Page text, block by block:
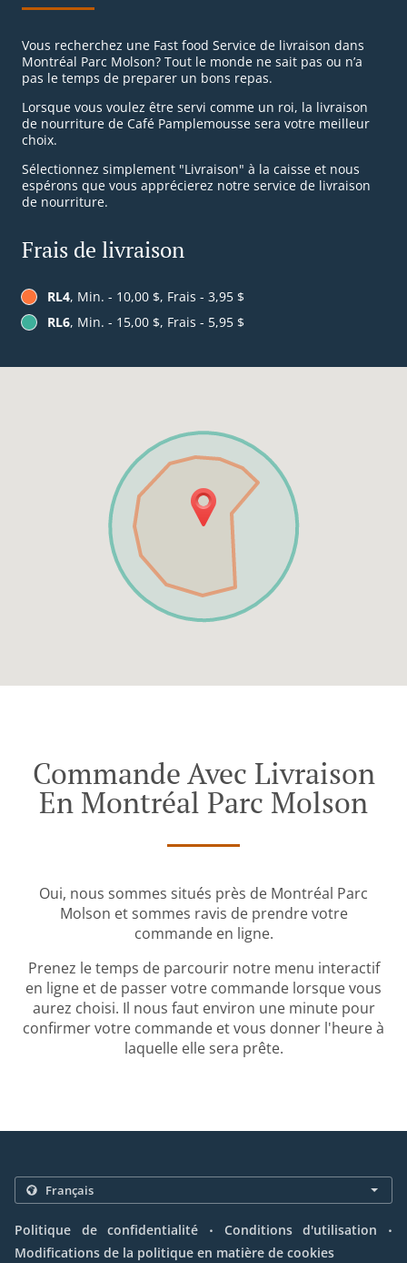
Vous recherchez une Fast food Service de livraison dans
Montréal Parc Molson? Tout le monde ne sait pas ou n’a
pas le temps de preparer un bons repas.
Lorsque vous voulez être servi comme un roi, la livraison
de nourriture de Café Pamplemousse sera votre meilleur
choix.
Sélectionnez simplement "Livraison" à la caisse et nous
espérons que vous apprécierez notre service de livraison
de nourriture.
Frais de livraison
RL4, Min. - 10,00 $, Frais - 3,95 $
RL6, Min. - 15,00 $, Frais - 5,95 $
Commande Avec Livraison
En Montréal Parc Molson
Oui, nous sommes situés près de Montréal Parc
Molson et sommes ravis de prendre votre
commande en ligne.
Prenez le temps de parcourir notre menu interactif
en ligne et de passer votre commande lorsque vous
aurez choisi. Il nous faut environ une minute pour
confirmer votre commande et vous donner l'heure à
laquelle elle sera prête.
Politique de confidentialité . Conditions d'utilisation .
Modifications de la politique en matière de cookies